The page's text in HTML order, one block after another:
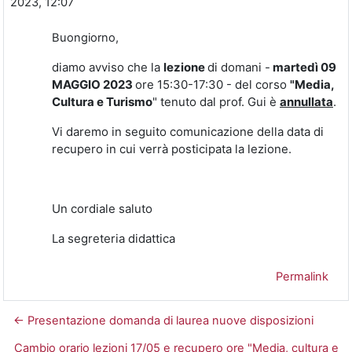
Buongiorno,
diamo avviso che la lezionedi domani - martedì 09
MAGGIO 2023 ore 15:30-17:30 - del corso "Media,
Cultura e Turismo" tenuto dal prof. Gui è annullata.
Vi daremo in seguito comunicazione della data di
recupero in cui verrà posticipata la lezione.
Un cordiale saluto
La segreteria didattica
Permalink
← Presentazione domanda di laurea nuove disposizioni
Cambio orario lezioni 17/05 e recupero ore "Media, cultura e